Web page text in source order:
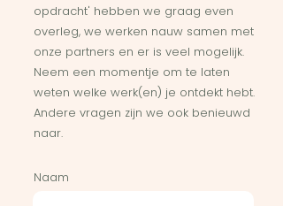
opdracht' hebben we graag even
overleg, we werken nauw samen met
onze partners en er is veel mogelijk.
Neem een momentje om te laten
weten welke werk(en) je ontdekt hebt.
Andere vragen zijn we ook benieuwd
naar.
Naam